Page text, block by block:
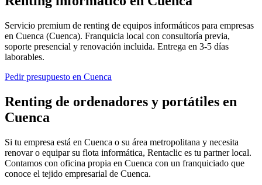
Servicio premium de renting de equipos informáticos para empresas
en Cuenca (Cuenca). Franquicia local con consultoría previa,
soporte presencial y renovación incluida. Entrega en 3-5 días
laborables.
Pedir presupuesto en Cuenca
Renting de ordenadores y portátiles en
Cuenca
Si tu empresa está en Cuenca o su área metropolitana y necesita
renovar o equipar su flota informática, Rentaclic es tu partner local.
Contamos con oficina propia en Cuenca con un franquiciado que
conoce el tejido empresarial de Cuenca.